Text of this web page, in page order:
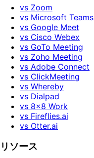
vs Zoom
vs Microsoft Teams
vs Google Meet
vs Cisco Webex
vs GoTo Meeting
vs Zoho Meeting
vs Adobe Connect
vs ClickMeeting
vs Whereby
vs Dialpad
vs 8x8 Work
vs Fireflies.ai
vs Otter.ai
リソース